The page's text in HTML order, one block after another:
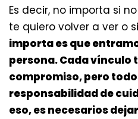
Es decir, no importa si
te quiero volver a ver o
importa es que
persona. Cada vínculo
compromiso, pero
responsabilidad de
eso, es necesarios